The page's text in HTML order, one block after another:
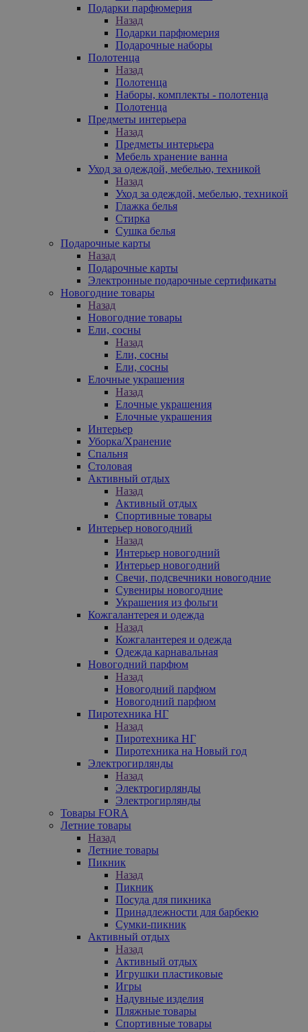
Подарки парфюмерия
Назад
Подарки парфюмерия
Подарочные наборы
Полотенца
Назад
Полотенца
Наборы, комплекты - полотенца
Полотенца
Предметы интерьера
Назад
Предметы интерьера
Мебель хранение ванна
Уход за одеждой, мебелью, техникой
Назад
Уход за одеждой, мебелью, техникой
Глажка белья
Стирка
Сушка белья
Подарочные карты
Назад
Подарочные карты
Электронные подарочные сертификаты
Новогодние товары
Назад
Новогодние товары
Ели, сосны
Назад
Ели, сосны
Ели, сосны
Елочные украшения
Назад
Елочные украшения
Елочные украшения
Интерьер
Уборка/Хранение
Спальня
Столовая
Активный отдых
Назад
Активный отдых
Спортивные товары
Интерьер новогодний
Назад
Интерьер новогодний
Интерьер новогодний
Свечи, подсвечники новогодние
Сувениры новогодние
Украшения из фольги
Кожгалантерея и одежда
Назад
Кожгалантерея и одежда
Одежда карнавальная
Новогодний парфюм
Назад
Новогодний парфюм
Новогодний парфюм
Пиротехника НГ
Назад
Пиротехника НГ
Пиротехника на Новый год
Электрогирлянды
Назад
Электрогирлянды
Электрогирлянды
Товары FORA
Летние товары
Назад
Летние товары
Пикник
Назад
Пикник
Посуда для пикника
Принадлежности для барбекю
Сумки-пикник
Активный отдых
Назад
Активный отдых
Игрушки пластиковые
Игры
Надувные изделия
Пляжные товары
Спортивные товары